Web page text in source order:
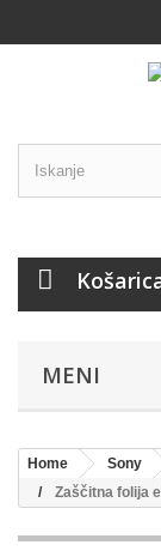
MENI
Home Sony
Zaščitna folija